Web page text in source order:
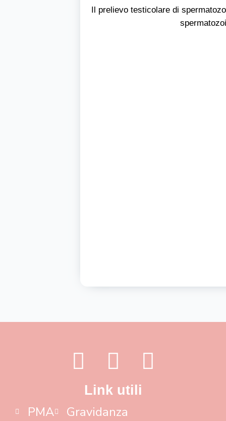
Il prelievo testicolare di
Link utili
PMA
Gravidanza